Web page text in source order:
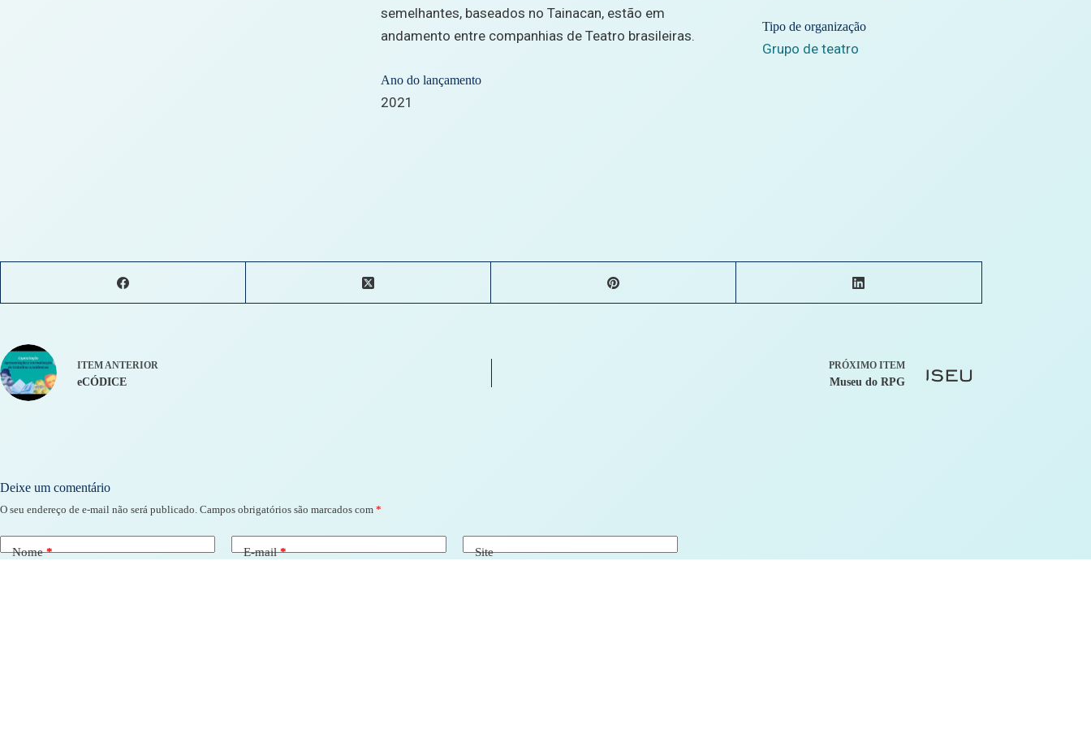
semelhantes, baseados no Tainacan, estão em
andamento entre companhias de Teatro brasileiras.
Ano do lançamento
2021
Tipo de organização
Grupo de teatro
ITEM ANTERIOR
eCÓDICE
PRÓXIMO ITEM
Museu do RPG
Deixe um comentário
O seu endereço de e-mail não será publicado. Campos obrigatórios são marcados com *
Nome* E-mail* Site